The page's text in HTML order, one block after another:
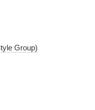
Group)